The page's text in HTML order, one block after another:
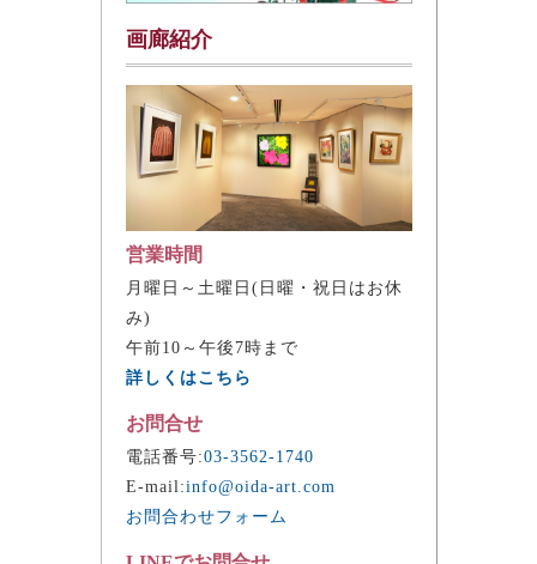
画廊紹介
営業時間
月曜日～土曜日(日曜・祝日はお休
み)
午前10～午後7時まで
詳しくはこちら
お問合せ
電話番号:03-3562-1740
E-mail:info@oida-art.com
お問合わせフォーム